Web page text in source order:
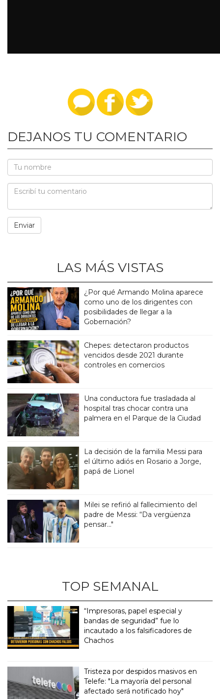
DEJANOS TU COMENTARIO
LAS MÁS VISTAS
¿Por qué Armando Molina aparece
como uno de los dirigentes con
posibilidades de llegar a la
Gobernación?
Chepes: detectaron productos
vencidos desde 2021 durante
controles en comercios
Una conductora fue trasladada al
hospital tras chocar contra una
palmera en el Parque de la Ciudad
La decisión de la familia Messi para
el último adiós en Rosario a Jorge,
papá de Lionel
Milei se refirió al fallecimiento del
padre de Messi: “Da vergüenza
pensar..."
TOP SEMANAL
“Impresoras, papel especial y
bandas de seguridad” fue lo
incautado a los falsificadores de
Chachos
Tristeza por despidos masivos en
Telefe: "La mayoría del personal
afectado será notificado hoy"